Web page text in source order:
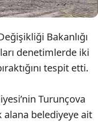
Bakanlığı
denetimlerde iki
tespit etti.
Turunçova
alana belediyeye ait